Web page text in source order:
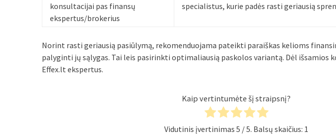
konsultacijai pas finansų
ekspertus/brokerius
specialistus, kurie padės rasti geriausią
Norint rasti geriausią pasiūlymą, rekomenduojama pateikti paraiškas kelioms
palyginti jų sąlygas. Tai leis pasirinkti optimaliausią paskolos variantą. Dėl išsamios
Effex.lt ekspertus.
Kaip vertintumėte šį straipsnį?
Vidutinis įvertinimas5 / 5. Balsų skaičius: 1